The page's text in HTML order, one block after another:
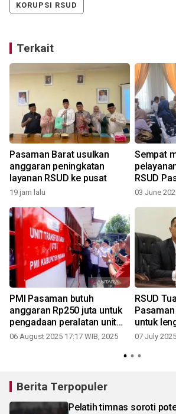
KORUPSI RSUD
Terkait
Pasaman Barat usulkan
anggaran peningkatan
layanan RSUD ke pusat
19 jam lalu
Sempat
RSUD
kembali
03 June
PMI Pasaman butuh
anggaran Rp250 juta untuk
pengadaan peralatan unit
transfusi darah
06 August 2025 17:17 WIB, 2025
RSUD
untuk
layanan
07 July
Berita Terpopuler
Pelatih timnas soroti